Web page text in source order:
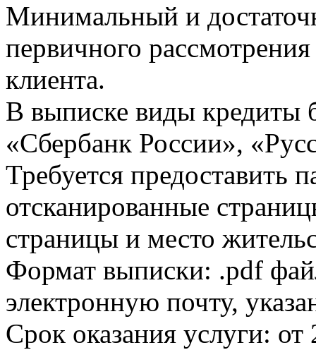
Минимальный и
первичного
клиента.
В выписке виды кредиты
«Сбербанк России»,
Требуется предоставить
отсканированные
страницы и место
Формат выписки: .pdf
электронную почту,
Срок оказания услуги: от